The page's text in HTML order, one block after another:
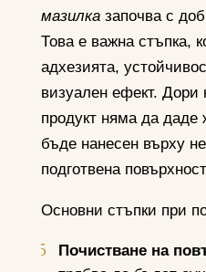
мазилказапочва с
Това е важна стъпка,
адхезията,
визуален ефект. Дори
продукт няма да даде
бъде нанесен върху
подготвена
Основни стъпки при
Почистване на